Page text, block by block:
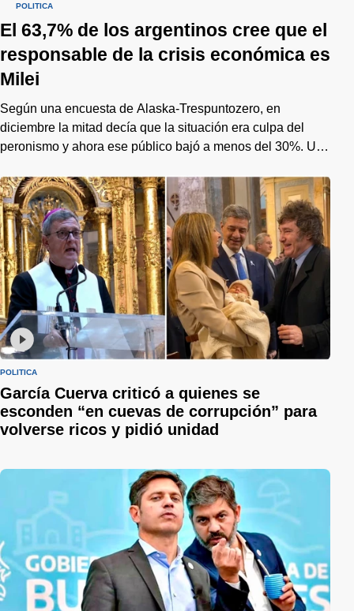
POLÍTICA
El 63,7% de los argentinos cree que el
responsable de la crisis económica es
Milei
Según una encuesta de Alaska-Trespuntozero, en
diciembre la mitad decía que la situación era culpa del
peronismo y ahora ese público bajó a menos del 30%. Un
2027.
POLÍTICA
García Cuerva criticó a quienes se
esconden “en cuevas de corrupción” para
volverse ricos y pidió unidad